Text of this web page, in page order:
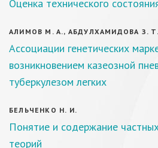
Оценка технического
АЛИМОВ М. А., АБДУЛХАМИДОВА З. Т.
Ассоциации генетических
возникновением казеозной
туберкулезом легких
БЕЛЬЧЕНКО Н. И.
Понятие и содержание
теорий